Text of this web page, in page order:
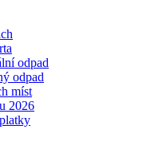
odpad
odpad
míst
2026